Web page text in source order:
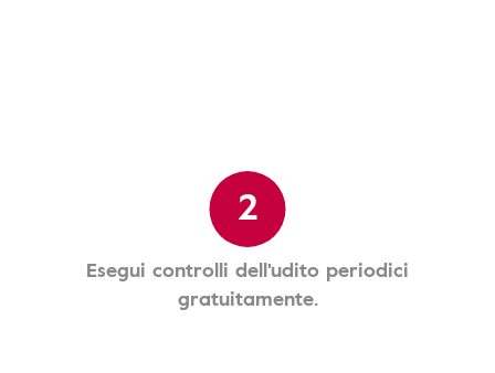
2
Esegui controlli dell'udito periodici
gratuitamente.